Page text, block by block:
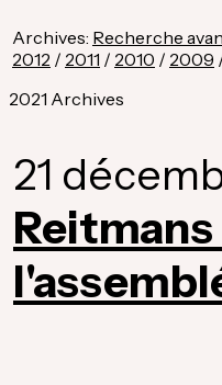
Archives: Recherche
2012 / 2011 / 2010 / 2009
2021 Archives
21